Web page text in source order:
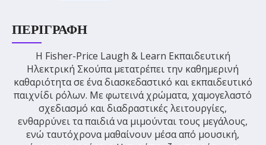
ΠΕΡΙΓΡΑΦΉ
Η Fisher-Price Laugh & Learn Εκπαιδευτική
Ηλεκτρική Σκούπα μετατρέπει την καθημερινή
καθαριότητα σε ένα διασκεδαστικό και εκπαιδευτικό
παιχνίδι ρόλων. Με φωτεινά χρώματα, χαμογελαστό
σχεδιασμό και διαδραστικές λειτουργίες,
ενθαρρύνει τα παιδιά να μιμούνται τους μεγάλους,
ενώ ταυτόχρονα μαθαίνουν μέσα από μουσική,